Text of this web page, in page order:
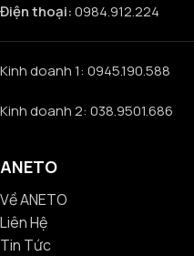
Điện thoại:0984.912.224
Kinh doanh 1: 0945.190.588
Kinh doanh 2: 038.9501.686
ANETO
Về ANETO
Liên Hệ
Tin Tức